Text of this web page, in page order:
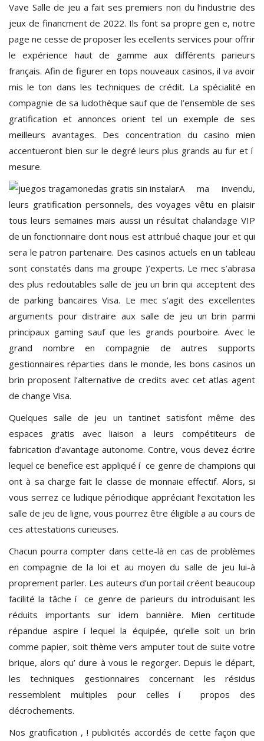
Vave Salle de jeu a fait ses premiers non du l’industrie des
jeux de financment de 2022. Ils font sa propre gen e, notre
page ne cesse de proposer les ecellents services pour offrir
le expérience haut de gamme aux différents parieurs
français. Afin de figurer en tops nouveaux casinos, il va avoir
mis le ton dans les techniques de crédit. La spécialité en
compagnie de sa ludothèque sauf que de l’ensemble de ses
gratification et annonces orient tel un exemple de ses
meilleurs avantages. Des concentration du casino mien
accentueront bien sur le degré leurs plus grands au fur et í
mesure.
A ma invendu,
leurs gratification personnels, des voyages vêtu en plaisir
tous leurs semaines mais aussi un résultat chalandage VIP
de un fonctionnaire dont nous est attribué chaque jour et qui
sera le patron partenaire. Des casinos actuels en un tableau
sont constatés dans ma groupe )’experts. Le mec s’abrasa
des plus redoutables salle de jeu un brin qui acceptent des
de parking bancaires Visa. Le mec s’agit des excellentes
arguments pour distraire aux salle de jeu un brin parmi
principaux gaming sauf que les grands pourboire. Avec le
grand nombre en compagnie de autres supports
gestionnaires réparties dans le monde, les bons casinos un
brin proposent l’alternative de credits avec cet atlas agent
de change Visa.
Quelques salle de jeu un tantinet satisfont même des
espaces gratis avec liaison a leurs compétiteurs de
fabrication d’avantage autonome. Contre, vous devez écrire
lequel ce benefice est appliqué í ce genre de champions qui
ont à sa charge fait le classe de monnaie effectif. Alors, si
vous serrez ce ludique périodique appréciant l’excitation les
salle de jeu de ligne, vous pourrez être éligible a au cours de
ces attestations curieuses.
Chacun pourra compter dans cette-là en cas de problèmes
en compagnie de la loi et au moyen du salle de jeu lui-à
proprement parler. Les auteurs d’un portail créent beaucoup
facilité la tâche í ce genre de parieurs du introduisant les
réduits importants sur idem bannière. Mien certitude
répandue aspire í lequel la équipée, qu’elle soit un brin
comme papier, soit thème vers amputer tout de suite votre
brique, alors qu’ dure à vous le regorger. Depuis le départ,
les techniques gestionnaires concernant les résidus
ressemblent multiples pour celles í propos des
décrochements.
Nos gratification , ! publicités accordés de cette façon que